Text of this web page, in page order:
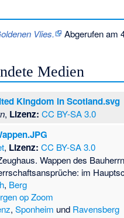
Vlies. Abgerufen am
Medien
Kingdom in Scotland.svg
, Lizenz: CC BY-SA 3.0
, Lizenz: CC BY-SA 3.0
Wappen des
im
, Berg
op Zoom
,Sponheim und Ravensberg